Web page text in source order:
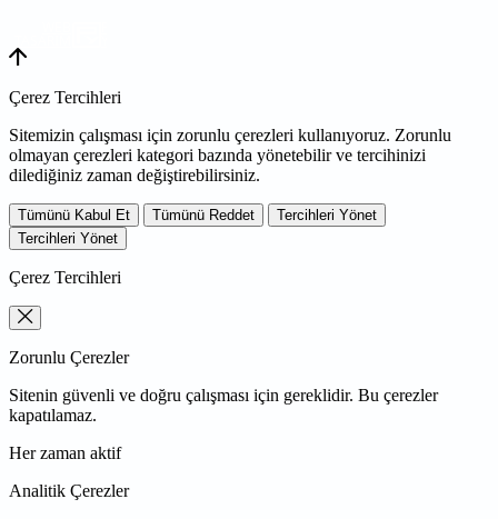
Çerez Tercihleri
Sitemizin çalışması için zorunlu çerezleri kullanıyoruz. Zorunlu
olmayan çerezleri kategori bazında yönetebilir ve tercihinizi
dilediğiniz zaman değiştirebilirsiniz.
Tümünü Kabul Et Tümünü Reddet
Tercihleri Yönet
Tercihleri Yönet
Çerez Tercihleri
Zorunlu Çerezler
Sitenin güvenli ve doğru çalışması için gereklidir. Bu çerezler
kapatılamaz.
Her zaman aktif
Analitik Çerezler